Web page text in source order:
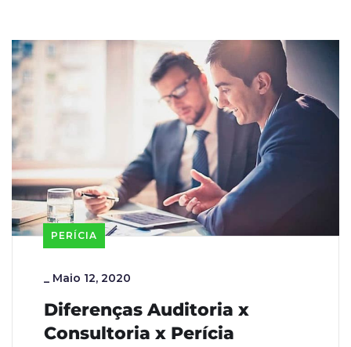
PERÍCIA
_ Maio 12, 2020
Diferenças Auditoria x
Consultoria x Perícia